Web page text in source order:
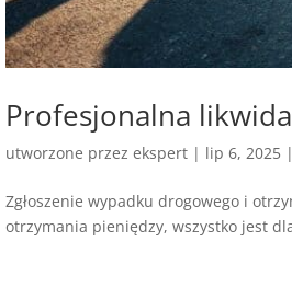
Profesjonalna
utworzone przezekspert | lip 6, 2025 |
Zgłoszenie wypadku drogowego i
otrzymania pieniędzy, wszystko jest